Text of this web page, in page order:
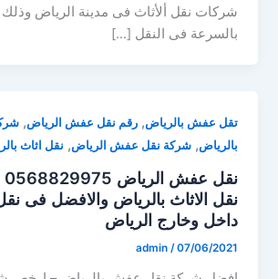
شركات نقل ألأثاث فى مدينة الرياض وذلك
بالسرعة فى النقل […]
تقل عفش بالرياض,رقم نقل عفش الرياض,
بالرياض,شركة نقل عفش الرياض, نقل اثاث
نقل الاثاث بالرياض والافضل فى
داخل وخارج الرياض
admin /07/06/2021